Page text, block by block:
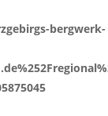
bergwerk-